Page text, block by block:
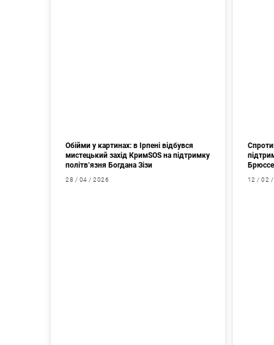
Обійми у картинах: в Ірпені відбувся
мистецький захід КримSOS на підтримку
політв’язня Богдана Зізи
28 / 04 / 2026 12 / 02